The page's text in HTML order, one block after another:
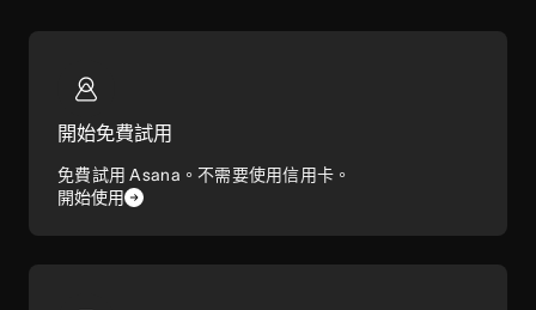
開始免費試用
免費試用 Asana。不需要使用信用卡。
開始使用